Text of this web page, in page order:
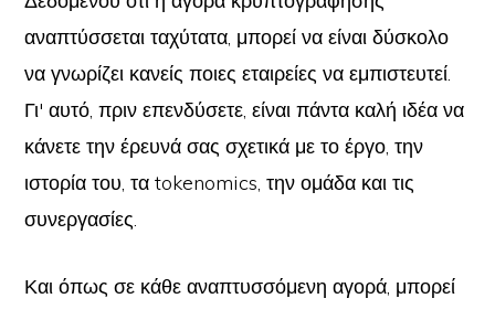
αναπτύσσεται ταχύτατα, μπορεί να είναι δύσκολο
να γνωρίζει κανείς ποιες εταιρείες να εμπιστευτεί.
Γι' αυτό, πριν επενδύσετε, είναι πάντα καλή ιδέα να
κάνετε την έρευνά σας σχετικά με το έργο, την
ιστορία του, τα tokenomics, την ομάδα και τις
συνεργασίες.
Και όπως σε κάθε αναπτυσσόμενη αγορά, μπορεί